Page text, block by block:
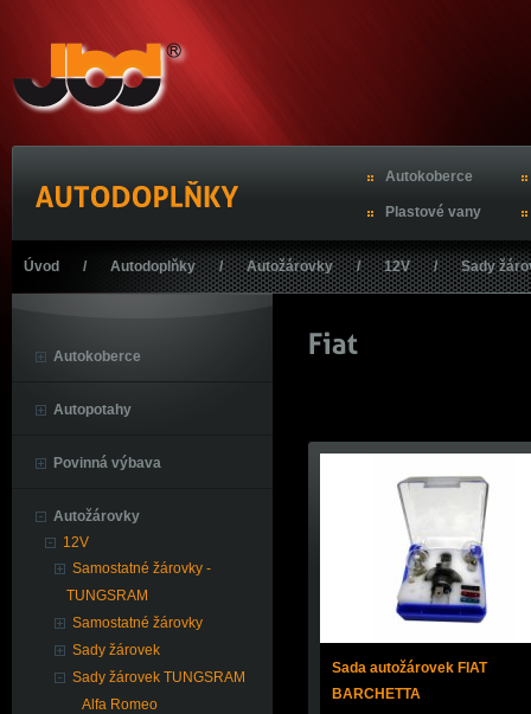
Autokoberce
Plastové vany
Úvod / Autodoplňky / Autožárovky / 12V / Sady
Autokoberce
Autopotahy
Povinná výbava
Autožárovky
12V
Samostatné žárovky -
TUNGSRAM
Samostatné žárovky
Sady žárovek
Sady žárovek TUNGSRAM
Alfa Romeo
Sada autožárovek FIAT
BARCHETTA